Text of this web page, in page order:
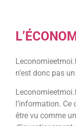
n’est donc pas
l’information. Ce
être vu comme